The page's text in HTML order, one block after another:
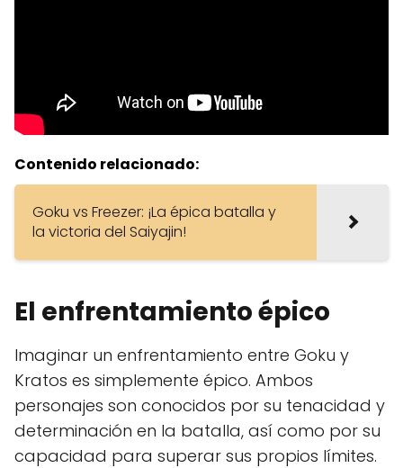
Contenido relacionado:
Goku vs Freezer: ¡La épica batalla y
la victoria del Saiyajin!
El enfrentamiento épico
Imaginar un enfrentamiento entre Goku y
Kratos es simplemente épico. Ambos
personajes son conocidos por su tenacidad y
determinación en la batalla, así como por su
capacidad para superar sus propios límites.